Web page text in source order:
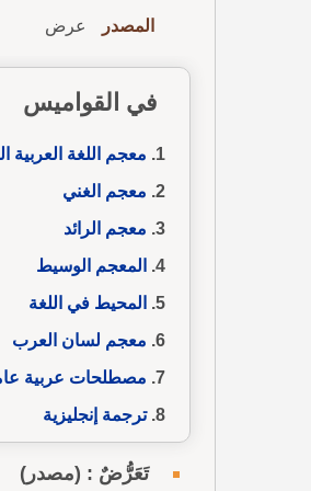
المصدر عرض
في القواميس
معجم اللغة العربية
معجم الغني
معجم الرائد
المعجم الوسيط
المحيط في اللغة
معجم لسان العرب
مصطلحات عربية
ترجمة إنجليزية
تَعَرُّضٌ : (مصدر)